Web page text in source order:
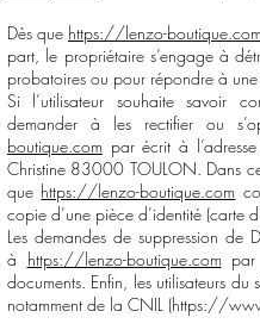
Dès que https://lenzo-boutique.com
part, le propriétaire s’engage à
probatoires ou pour répondre à
Si l’utilisateur souhaite savoir
demander à les rectifier ou
boutique.com par écrit à
Christine 83000 TOULON. Dans
que https://lenzo-boutique.com
copie d’une pièce d’identité (carte
Les demandes de suppression de
à https://lenzo-boutique.com
documents. Enfin, les utilisateurs
notamment de la CNIL (https://